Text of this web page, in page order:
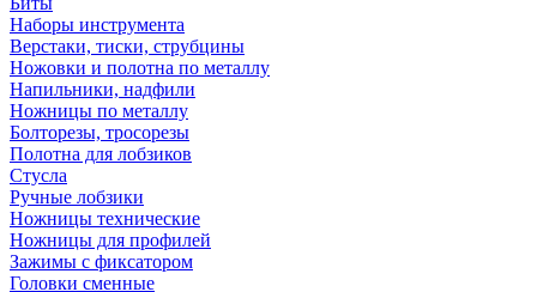
Наборы инструмента
Верстаки, тиски, струбцины
Ножовки и полотна по металлу
Напильники, надфили
Ножницы по металлу
Болторезы, тросорезы
Полотна для лобзиков
Стусла
Ручные лобзики
Ножницы технические
Ножницы для профилей
Зажимы с фиксатором
Головки сменные